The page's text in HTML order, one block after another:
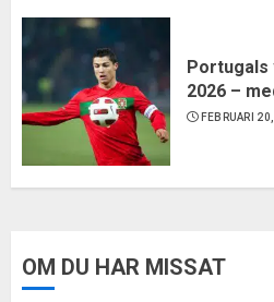
Portugals
2026 –
FEBRUARI
OM DU HAR MISSAT